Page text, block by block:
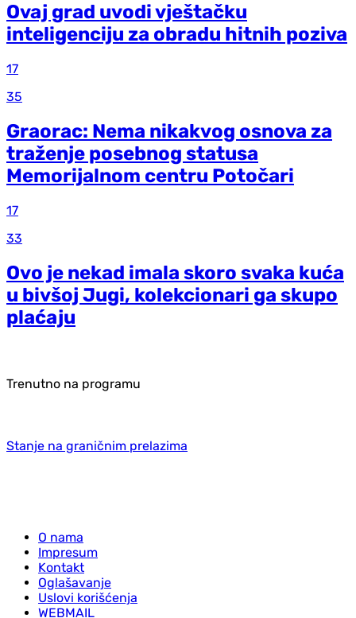
Ovaj grad uvodi vještačku
inteligenciju za obradu hitnih poziva
17
35
Graorac: Nema nikakvog osnova za
traženje posebnog statusa
Memorijalnom centru Potočari
17
33
Ovo je nekad imala skoro svaka kuća
u bivšoj Jugi, kolekcionari ga skupo
plaćaju
Trenutno na programu
Stanje na graničnim prelazima
O nama
Impresum
Kontakt
Oglašavanje
Uslovi korišćenja
WEBMAIL